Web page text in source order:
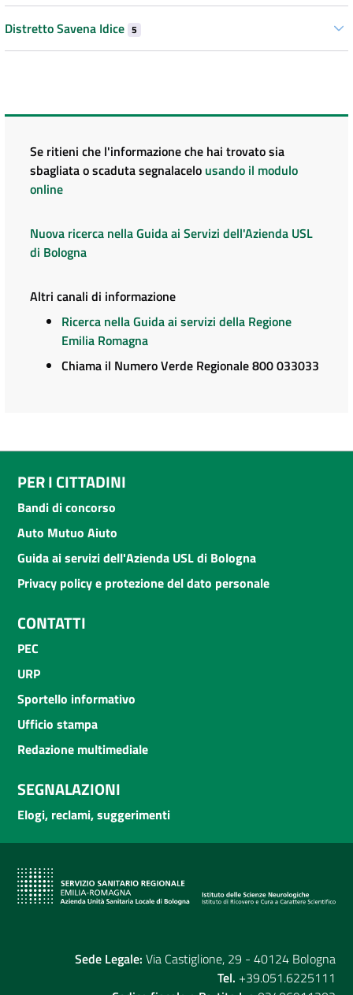
Distretto Savena Idice 5
Se ritieni che l'informazione che hai trovato sia
sbagliata o scaduta segnalacelo usando il modulo
online
Nuova ricerca nella Guida ai Servizi dell'Azienda USL
di Bologna
Altri canali di informazione
Ricerca nella Guida ai servizi della Regione
Emilia Romagna
Chiama il Numero Verde Regionale 800 033033
PER I CITTADINI
Bandi di concorso
Auto Mutuo Aiuto
Guida ai servizi dell'Azienda USL di Bologna
Privacy policy e protezione del dato personale
CONTATTI
PEC
URP
Sportello informativo
Ufficio stampa
Redazione multimediale
SEGNALAZIONI
Elogi, reclami, suggerimenti
Sede Legale: Via Castiglione, 29 - 40124 Bologna
Tel. +39.051.6225111